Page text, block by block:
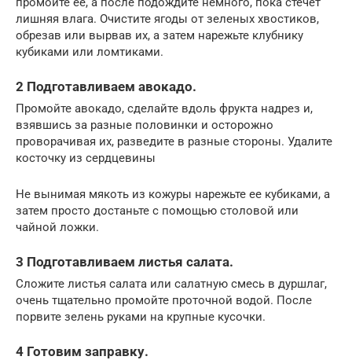
лишняя влага. Очистите ягоды от зеленых хвостиков,
обрезав или вырвав их, а затем нарежьте клубнику
кубиками или ломтиками.
2 Подготавливаем авокадо.
Промойте авокадо, сделайте вдоль фрукта надрез и,
взявшись за разные половинки и осторожно
проворачивая их, разведите в разные стороны. Удалите
косточку из сердцевины
Не вынимая мякоть из кожуры нарежьте ее кубиками, а
затем просто достаньте с помощью столовой или
чайной ложки.
3 Подготавливаем листья салата.
Сложите листья салата или салатную смесь в дуршлаг,
очень тщательно промойте проточной водой. После
порвите зелень руками на крупные кусочки.
4 Готовим заправку.